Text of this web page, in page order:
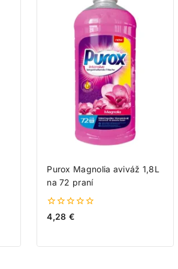
Purox Magnolia aviváž 1,8L
na 72 praní
0
4,28 €